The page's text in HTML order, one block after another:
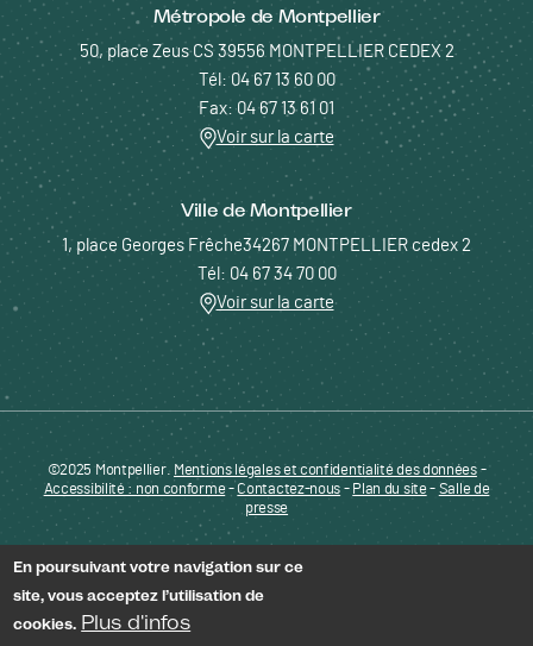
Métropole de Montpellier
50, place Zeus CS 39556 MONTPELLIER CEDEX 2
Tél: 04 67 13 60 00
Fax: 04 67 13 61 01
Voir sur la carte
Ville de Montpellier
1, place Georges Frêche34267 MONTPELLIER cedex 2
Tél: 04 67 34 70 00
Voir sur la carte
Pied de page - Menu bas - ENTREPRENDRE
©2025 Montpellier. Mentions légales et confidentialité des données-
Accessibilité : non conforme- Contactez-nous - Plan du site- Salle de
presse
En poursuivant votre navigation sur ce
site, vous acceptez l’utilisation de
cookies. Plus d'infos